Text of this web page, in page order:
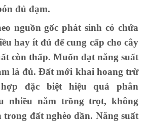
đủ đạm.
nguồn gốc phát sinh có chứa
hay ít đủ để cung cấp cho cây
còn thấp. Muốn đạt năng suất
là đủ. Đất mới khai hoang trừ
đặc biệt hiệu quả phân
nhiều năm trồng trọt, không
đất nghèo dần. Năng suất